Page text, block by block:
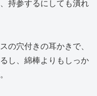
持参するにしても潰れ
の穴付きの耳かきで、
し、綿棒よりもしっか